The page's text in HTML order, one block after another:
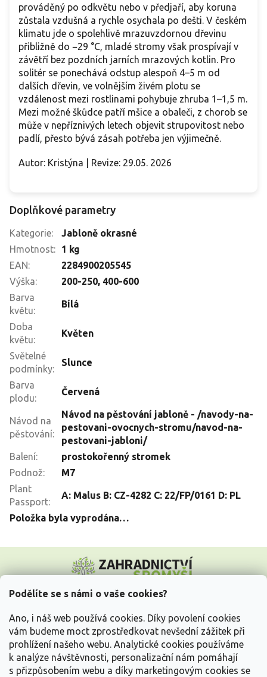
Podělíte se s námi o vaše cookies?
Ano, i náš web používá cookies. Díky povolení cookies
vám budeme moct zprostředkovat nevšední zážitek při
prohlížení našeho webu. Analytické cookies používáme
k analýze návštěvnosti, personalizační nám pomáhají
s přizpůsobením webu a díky marketingovým cookies se
prováděný po odkvětu nebo v předjaří, aby koruna
zůstala vzdušná a rychle osychala po dešti. V českém
klimatu jde o spolehlivě mrazuvzdornou dřevinu
přibližně do −29 °C, mladé stromy však prospívají v
závětří bez pozdních jarních mrazových kotlin. Pro
solitér se ponechává odstup alespoň 4–5 m od
dalších dřevin, ve volnějším živém plotu se
vzdálenost mezi rostlinami pohybuje zhruba 1–1,5 m.
Mezi možné škůdce patří mšice a obaleči, z chorob se
může v nepříznivých letech objevit strupovitost nebo
padlí, přesto bývá zásah potřeba jen výjimečně.
Autor: Kristýna | Revize: 29.05. 2026
Doplňkové parametry
Kategorie:
Jabloně okrasné
Hmotnost:
1 kg
EAN:
2284900205545
Výška: 200-250, 400-600
Barva
květu:
Bílá
Doba
květu:
Květen
Světelné
podmínky:
Slunce
Barva
plodu:
Červená
Návod na
pěstování:
Návod na pěstování jabloně - /navody-na-
pestovani-ovocnych-stromu/navod-na-
pestovani-jabloni/
Balení:
prostokořenný stromek
Podnož:
M7
Plant
Passport:
A: Malus B: CZ-4282 C: 22/FP/0161 D: PL
Položka byla vyprodána…
p
Vše o nákupu
Informace pro Vás